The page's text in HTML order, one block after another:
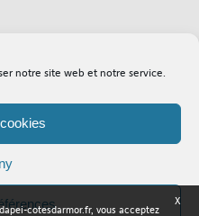
notre site web et notre service.
X
cotesdarmor.fr, vous acceptez